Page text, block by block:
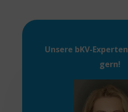
Unsere bKV-Experten
gern!